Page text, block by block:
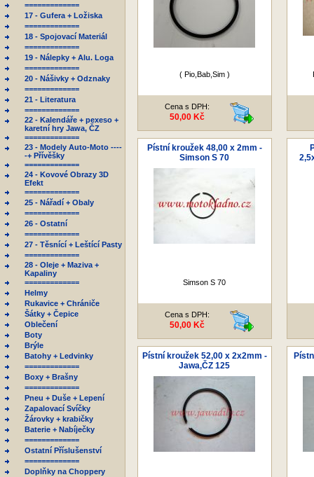
=============
17 - Gufera + Ložiska
=============
18 - Spojovací Materiál
=============
19 - Nálepky + Alu. Loga
=============
20 - Nášivky + Odznaky
=============
21 - Literatura
=============
22 - Kalendáře + pexeso +
karetní hry Jawa, ČZ
=============
23 - Modely Auto-Moto ----
-+ Přívěšky
=============
24 - Kovové Obrazy 3D
Efekt
=============
25 - Nářadí + Obaly
=============
26 - Ostatní
=============
27 - Těsnící + Leštící Pasty
=============
28 - Oleje + Maziva +
Kapaliny
=============
Helmy
Rukavice + Chrániče
Šátky + Čepice
Oblečení
Boty
Brýle
Batohy + Ledvinky
=============
Boxy + Brašny
=============
Pneu + Duše + Lepení
Zapalovací Svíčky
Žárovky + krabičky
Baterie + Nabíječky
=============
Ostatní Příslušenství
=============
Doplňky na Choppery
( Pio,Bab,Sim )
Cena s DPH:
50,00 Kč
Pístní kroužek 48,00 x 2mm -
Simson S 70
Simson S 70
Cena s DPH:
50,00 Kč
Pístní kroužek 52,00 x 2x2mm -
Jawa,ČZ 125